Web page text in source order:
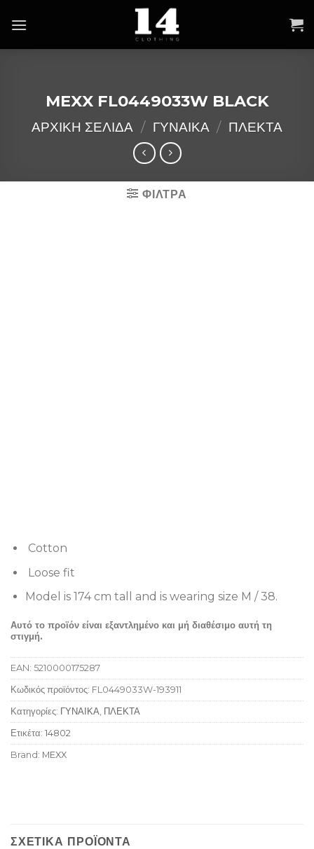
MEXX FL0449033W BLACK
ΑΡΧΙΚΉ ΣΕΛΊΔΑ / ΓΥΝΑΙΚΑ / ΠΛΕΚΤΑ
ΦΙΛΤΡΑ
Cotton
Loose fit
Model is 174 cm tall and is wearing size M / 38.
Αυτό το προϊόν είναι εξαντλημένο και μή διαθέσιμο αυτή τη
στιγμή.
EAN: 5210000175287
Κωδικός προϊόντος: FL0449033W-193911
Κατηγορίες: ΓΥΝΑΙΚΑ, ΠΛΕΚΤΑ
Ετικέτα: 14802
Brand: MEXX
ΣΧΕΤΙΚΆ ΠΡΟΪΌΝΤΑ